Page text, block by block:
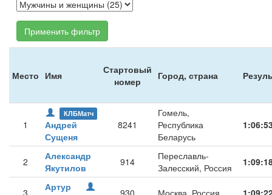
Применить фильтр
Место Имя
Стартовый
номер
Город, страна
1
КЛБМатч
Андрей
Сущеня
8241
Гомель,
Республика
Беларусь
2
Александр
Якутилов
914
Переславль-
Залесский, Россия
3
Артур
930 Москва, Россия